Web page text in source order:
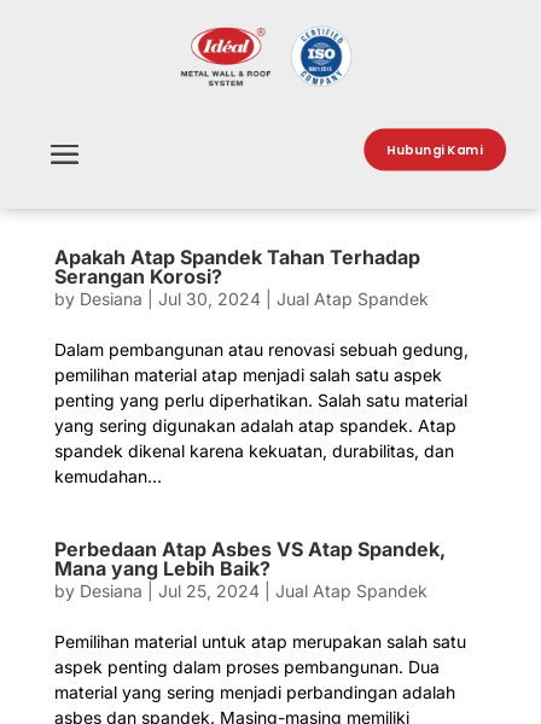
Hubungi Kami
Apakah Atap Spandek Tahan Terhadap
Serangan Korosi?
by Desiana Jul 30, 2024| Jual Atap Spandek
Dalam pembangunan atau renovasi sebuah gedung,
pemilihan material atap menjadi salah satu aspek
penting yang perlu diperhatikan. Salah satu material
yang sering digunakan adalah atap spandek. Atap
spandek dikenal karena kekuatan, durabilitas, dan
kemudahan...
Perbedaan Atap Asbes VS Atap Spandek,
Mana yang Lebih Baik?
by Desiana Jul 25, 2024| Jual Atap Spandek
Pemilihan material untuk atap merupakan salah satu
aspek penting dalam proses pembangunan. Dua
material yang sering menjadi perbandingan adalah
asbes dan spandek. Masing-masing memiliki